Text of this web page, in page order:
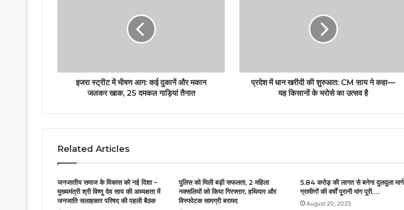
इजरा स्ट्रीट में भीषण आग: कई दुकानें और मकान
जलकर खाक, 25 दमकल गाड़ियां तैनात
प्रदेश में धान खरीदी की शुरुआत: CM साय ने कहा—
यह किसानों के भरोसे का उत्सव है
Related Articles
जनजातीय समाज के विकास को नई दिशा –
मुख्यमंत्री श्री विष्णु देव साय की अध्यक्षता में
जनजाति सलाहकार परिषद की पहली बैठक
पुलिस को मिली बड़ी सफलता, 2 महिला
नक्सलियों को किया गिरफ्तार, हथियार और
विस्फोटक सामग्री बरामद
5.84 करोड़ की लागत से बनेगा दुलदुला मार्ग
ग्रामीणों की वर्षों पुरानी मांग पूरी….
August 20, 2025